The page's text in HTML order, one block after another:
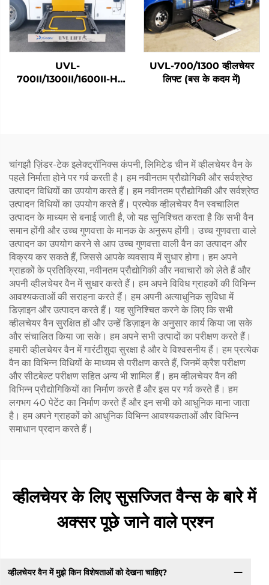
UVL-
700II/1300II/1600II-H
UVL-700/1300 व्हीलचेयर
लिफ्ट (बस के कदम में)
चांगझौ ज़िंडर-टेक इलेक्ट्रॉनिक्स कंपनी, लिमिटेड चीन में व्हीलचेयर वैन के
पहले निर्माता होने पर गर्व करती है। हम नवीनतम प्रौद्योगिकी और सर्वश्रेष्ठ
उत्पादन विधियों का उपयोग करते हैं। हम नवीनतम प्रौद्योगिकी और सर्वश्रेष्ठ
उत्पादन विधियों का उपयोग करते हैं। प्रत्येक व्हीलचेयर वैन स्वचालित
उत्पादन के माध्यम से बनाई जाती है, जो यह सुनिश्चित करता है कि सभी वैन
समान होंगी और उच्च गुणवत्ता के मानक के अनुरूप होंगी। उच्च गुणवत्ता वाले
उत्पादन का उपयोग करने से आप उच्च गुणवत्ता वाली वैन का उत्पादन और
विक्रय कर सकते हैं, जिससे आपके व्यवसाय में सुधार होगा। हम अपने
ग्राहकों के प्रतिक्रिया, नवीनतम प्रौद्योगिकी और नवाचारों को लेते हैं और
अपनी व्हीलचेयर वैन में सुधार करते हैं। हम अपने विविध ग्राहकों की विभिन्न
आवश्यकताओं की सराहना करते हैं। हम अपनी अत्याधुनिक सुविधा में
डिज़ाइन और उत्पादन करते हैं। यह सुनिश्चित करने के लिए कि सभी
व्हीलचेयर वैन सुरक्षित हों और उन्हें डिज़ाइन के अनुसार कार्य किया जा सके
और संचालित किया जा सके। हम अपने सभी उत्पादों का परीक्षण करते हैं।
हमारी व्हीलचेयर वैन में गारंटीशुदा सुरक्षा है और वे विश्वसनीय हैं। हम प्रत्येक
वैन का विभिन्न विधियों के माध्यम से परीक्षण करते हैं, जिनमें क्रैश परीक्षण
और सीटबेल्ट परीक्षण सहित अन्य भी शामिल हैं। हम व्हीलचेयर वैन की
विभिन्न प्रौद्योगिकियों का निर्माण करते हैं और इस पर गर्व करते हैं। हम
लगभग 40 पेटेंट का निर्माण करते हैं और इन सभी को आधुनिक माना जाता
है। हम अपने ग्राहकों को आधुनिक विभिन्न आवश्यकताओं और विभिन्न
समाधान प्रदान करते हैं।
व्हीलचेयर के लिए सुसज्जित वैन्स के बारे में
अक्सर पूछे जाने वाले प्रश्न
व्हीलचेयर वैन में मुझे किन विशेषताओं को देखना चाहिए?